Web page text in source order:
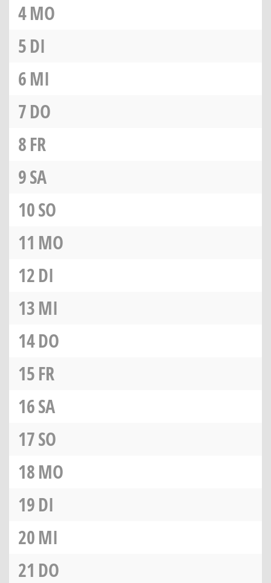
4MO
5DI
6MI
7DO
8FR
9SA
10SO
11 MO
12DI
13MI
14DO
15FR
16SA
17SO
18MO
19DI
20MI
21 DO